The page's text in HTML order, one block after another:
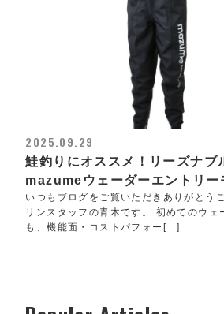
2025.09.29
鮭釣りにオススメ！リーズナブ
mazumeウェーダーエントリー
いつもブログをご覧いただきありがとう
リンスタッフの青木です。 初めてのウェ
も、機能面・コストパフォー[...]